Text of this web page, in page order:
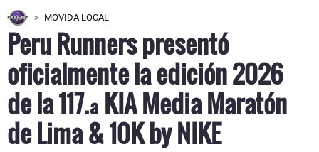
MOVIDA LOCAL
Peru Runners presentó
oficialmente la edición 2026
de la 117.ª KIA Media Maratón
de Lima & 10K by NIKE